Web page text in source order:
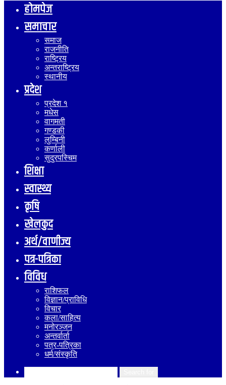
होमपेज
समाचार
समाज
राजनीति
राष्ट्रिय
अन्तराष्ट्रिय
स्थानीय
प्रदेश
प्रदेश १
मधेस
वागमती
गण्डकी
लुम्बिनी
कर्णाली
सुदुरपस्चिम
शिक्षा
स्वास्थ्य
कृषि
खेलकुद
अर्थ/वाणीज्य
पत्र-पत्रिका
विविध
राशिफल
विज्ञान/प्राविधि
विचार
कला/साहित्य
मनोरञ्जन
अन्तर्वार्ता
पत्र-पत्रिका
धर्म/संस्कृति